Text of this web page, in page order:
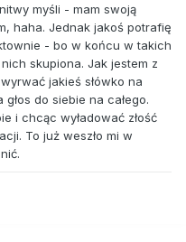
myśli - mam swoją
haha. Jednak jakoś potrafię
- bo w końcu w takich
skupiona. Jak jestem z
jakieś słówko na
do siebie na całego.
i chcąc wyładować złość
To już weszło mi w